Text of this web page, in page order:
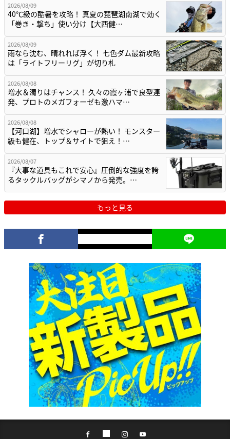
2026/08/09
40℃級の酷暑を攻略！ 真夏の琵琶湖南湖で効く
「巻き・撃ち」使い分け【大西健…
2026/08/09
雨なら沈む、晴れれば浮く！ 七色ダム最新攻略
は「ライトフリーリグ」が切り札
2026/08/08
増水＆濁りはチャンス！ 久々の霞ヶ浦で良型連
発、プロトのメガフォーゼも激ハマ…
2026/08/08
【河口湖】増水でシャローが熱い！ モンスター
級も健在、トップ＆サイトで狙え！…
2026/08/07
『大事な道具もこれで安心』圧倒的な強度を誇
るタックルバッグがシマノから発売。…
もっと見る